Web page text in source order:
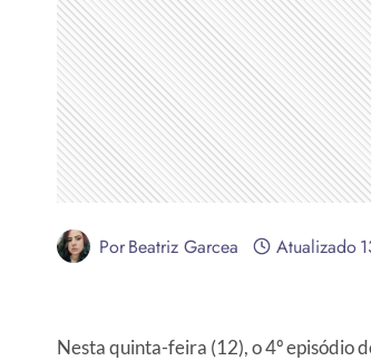
PorBeatriz Garcea Atualizado
Nesta quinta-feira (12), o 4º episódio